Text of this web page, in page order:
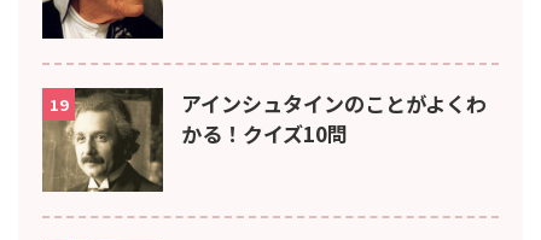
19
アインシュタインのことがよくわ
かる！クイズ10問